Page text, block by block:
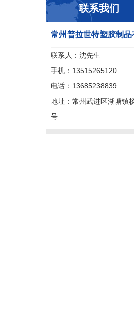
联系我们
常州普拉世特塑胶制品
联系人：沈先生
手机：13515265120
电话：13685238839
地址：常州武进区湖塘镇
号